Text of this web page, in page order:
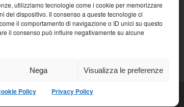
utilizziamo tecnologie come i cookie per memorizzare
del dispositivo. Il consenso a queste tecnologie ci
il comportamento di navigazione o ID unici su questo
il consenso può influire negativamente su alcune
Nega Visualizza le preferenze
Policy Privacy Policy
Policy
alla Community